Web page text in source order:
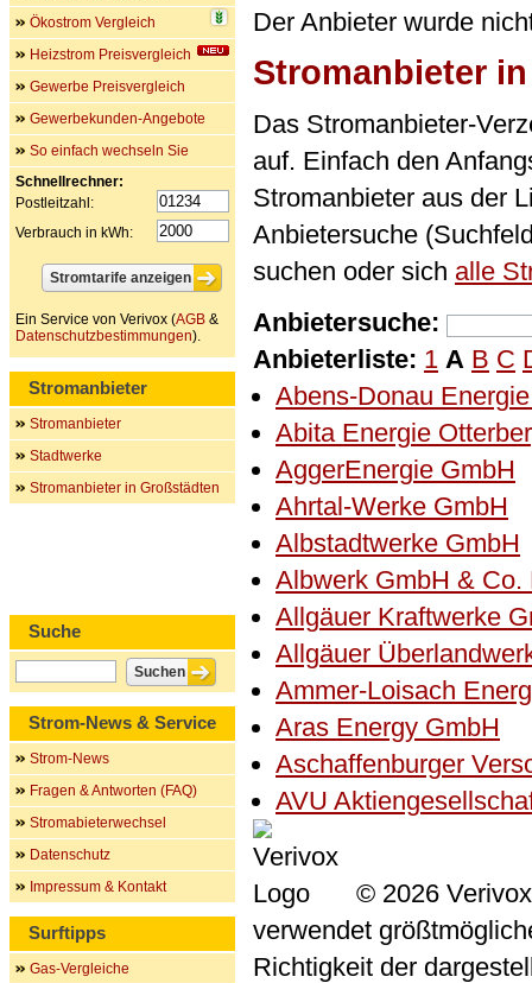
Der Anbieter wurde
Stromanbieter
Das Stromanbieter-
auf. Einfach den
Stromanbieter aus der
Anbietersuche
suchen oder sich alle
Anbietersuche:
Anbieterliste: 1 A B C
Abens-Donau
Abita Energie
AggerEnergie GmbH
Ahrtal-Werke GmbH
Albstadtwerke GmbH
Albwerk GmbH & Co.
Allgäuer Kraftwerke
Allgäuer
Ammer-Loisach
Aras Energy GmbH
Aschaffenburger
AVU
© 2026
verwendet
Richtigkeit der
Ökostrom Vergleich
Heizstrom Preisvergleich
Gewerbe Preisvergleich
Gewerbekunden-Angebote
So einfach wechseln Sie
Schnellrechner:
Postleitzahl:
Verbrauch in kWh:
Ein Service von Verivox (AGB &
Datenschutzbestimmungen).
Stromanbieter
Stromanbieter
Stadtwerke
Stromanbieter in Großstädten
Suche
Strom-News & Service
Strom-News
Fragen & Antworten (FAQ)
Stromabieterwechsel
Datenschutz
Impressum & Kontakt
Surftipps
Gas-Vergleiche